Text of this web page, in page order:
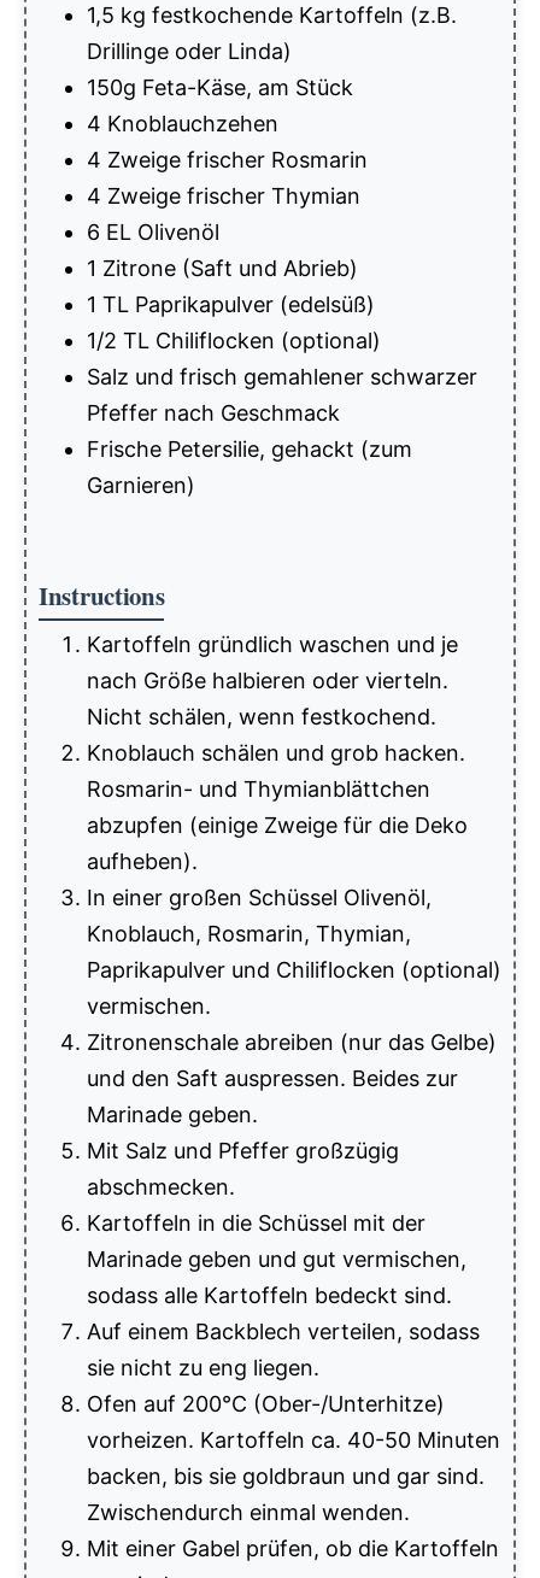
1,5 kg festkochende Kartoffeln (z.B.
Drillinge oder Linda)
150g Feta-Käse, am Stück
4 Knoblauchzehen
4 Zweige frischer Rosmarin
4 Zweige frischer Thymian
6 EL Olivenöl
1 Zitrone (Saft und Abrieb)
1 TL Paprikapulver (edelsüß)
1/2 TL Chiliflocken (optional)
Salz und frisch gemahlener schwarzer
Pfeffer nach Geschmack
Frische Petersilie, gehackt (zum
Garnieren)
Instructions
Kartoffeln gründlich waschen und je
nach Größe halbieren oder vierteln.
Nicht schälen, wenn festkochend.
Knoblauch schälen und grob hacken.
Rosmarin- und Thymianblättchen
abzupfen (einige Zweige für die Deko
aufheben).
In einer großen Schüssel Olivenöl,
Knoblauch, Rosmarin, Thymian,
Paprikapulver und Chiliflocken (optional)
vermischen.
Zitronenschale abreiben (nur das Gelbe)
und den Saft auspressen. Beides zur
Marinade geben.
Mit Salz und Pfeffer großzügig
abschmecken.
Kartoffeln in die Schüssel mit der
Marinade geben und gut vermischen,
sodass alle Kartoffeln bedeckt sind.
Auf einem Backblech verteilen, sodass
sie nicht zu eng liegen.
Ofen auf 200°C (Ober-/Unterhitze)
vorheizen. Kartoffeln ca. 40-50 Minuten
backen, bis sie goldbraun und gar sind.
Zwischendurch einmal wenden.
Mit einer Gabel prüfen, ob die Kartoffeln